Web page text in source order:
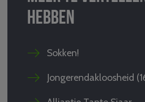
hebben
Sokken!
Jongerendakloosheid